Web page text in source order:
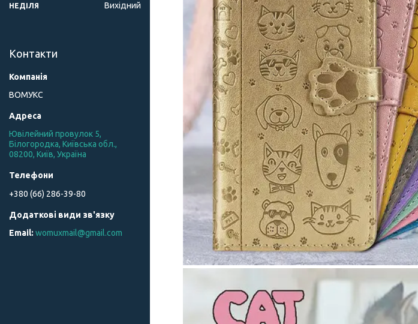
НЕДІЛЯ Вихідний
Контакти
ВОМУКС
Ювілейний провулок 5,
Білогородка, Київська обл.,
08200, Київ, Україна
+380 (66) 286-39-80
womuxmail@gmail.com